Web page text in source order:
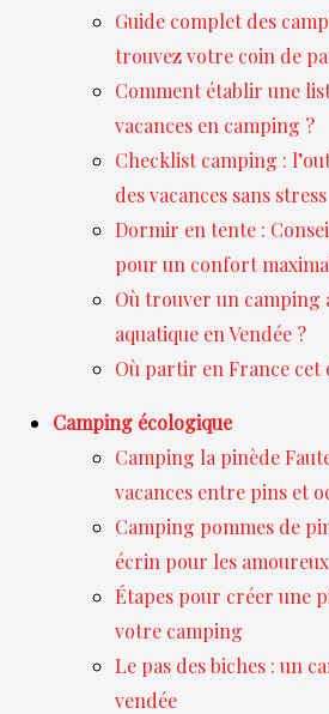
Guide complet des
trouvez votre coin de
Comment établir une
vacances en camping ?
Checklist camping :
des vacances sans stress
Dormir en tente :
pour un confort
Où trouver un camping
aquatique en Vendée ?
Où partir en France cet
Camping écologique
Camping la pinède
vacances entre pins et
Camping pommes de
écrin pour les
Étapes pour créer une
votre camping
Le pas des biches : un
vendée